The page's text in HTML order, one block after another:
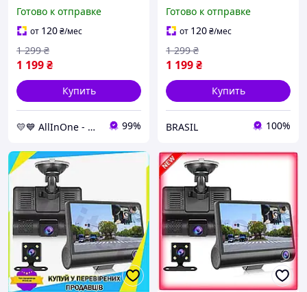
T655 AllInOne -market-
without-queues-
Готово к отправке
от 120₴/мес
1 199₴
1 299 ₴
Купить
💛💙 AllInOne - находи все необходимое в одном магазине! 99%
:BRASIL:
Готово к отправке
от 120₴/мес
1 199₴
1 299 ₴
Купить
BRASIL 100%